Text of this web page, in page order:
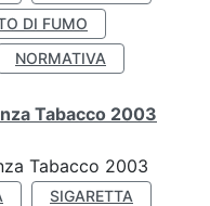
DI FUMO
NORMATIVA
Tabacco 2003
Tabacco 2003
SIGARETTA